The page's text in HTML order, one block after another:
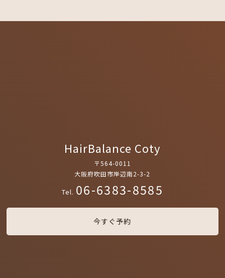
HairBalance Coty
〒564-0011
大阪府吹田市岸辺南2-3-2
Tel. 06-6383-8585
今すぐ予約